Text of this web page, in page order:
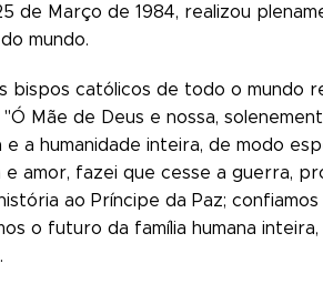
de Março de 1984, realizou
mundo.
bispos católicos de todo o mundo
Mãe de Deus e nossa,
a humanidade inteira, de modo
amor, fazei que cesse a guerra,
ao Príncipe da Paz; confiamos
o futuro da família humana